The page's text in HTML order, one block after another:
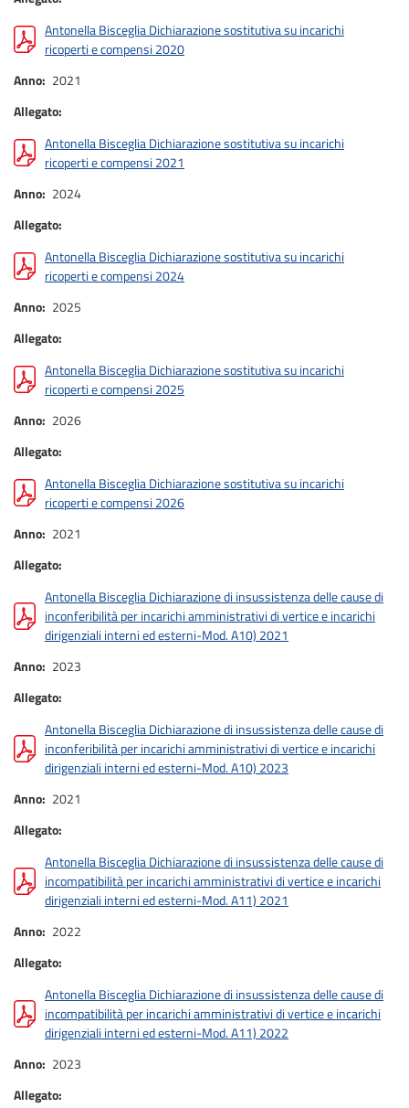
Antonella Bisceglia Dichiarazione sostitutiva su incarichi
ricoperti e compensi 2020
Anno 2021
Allegato
Antonella Bisceglia Dichiarazione sostitutiva su incarichi
ricoperti e compensi 2021
Anno 2024
Allegato
Antonella Bisceglia Dichiarazione sostitutiva su incarichi
ricoperti e compensi 2024
Anno 2025
Allegato
Antonella Bisceglia Dichiarazione sostitutiva su incarichi
ricoperti e compensi 2025
Anno 2026
Allegato
Antonella Bisceglia Dichiarazione sostitutiva su incarichi
ricoperti e compensi 2026
Anno 2021
Allegato
Antonella Bisceglia Dichiarazione di insussistenza delle cause di
inconferibilità per incarichi amministrativi di vertice e incarichi
dirigenziali interni ed esterni-Mod. A10) 2021
Anno 2023
Allegato
Antonella Bisceglia Dichiarazione di insussistenza delle cause di
inconferibilità per incarichi amministrativi di vertice e incarichi
dirigenziali interni ed esterni-Mod. A10) 2023
Anno 2021
Allegato
Antonella Bisceglia Dichiarazione di insussistenza delle cause di
incompatibilità per incarichi amministrativi di vertice e incarichi
dirigenziali interni ed esterni-Mod. A11) 2021
Anno 2022
Allegato
Antonella Bisceglia Dichiarazione di insussistenza delle cause di
incompatibilità per incarichi amministrativi di vertice e incarichi
dirigenziali interni ed esterni-Mod. A11) 2022
Anno 2023
Allegato